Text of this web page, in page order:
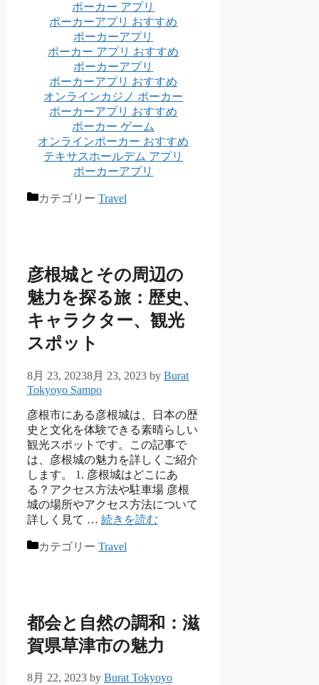
ポーカー アプリ
ポーカーアプリ おすすめ
ポーカーアプリ
ポーカー アプリ おすすめ
ポーカーアプリ
ポーカーアプリ おすすめ
オンラインカジノ ポーカー
ポーカーアプリ おすすめ
ポーカー ゲーム
オンラインポーカー おすすめ
テキサスホールデム アプリ
ポーカーアプリ
カテゴリー Travel
彦根城とその周辺の
魅力を探る旅：歴史、
キャラクター、観光
スポット
8月 23, 20238月 23, 2023 by Burat
Tokyoyo Sampo
彦根市にある彦根城は、日本の歴
史と文化を体験できる素晴らしい
観光スポットです。この記事で
は、彦根城の魅力を詳しくご紹介
します。 1. 彦根城はどこにあ
る？アクセス方法や駐車場 彦根
城の場所やアクセス方法について
詳しく見て … 続きを読む
カテゴリー Travel
都会と自然の調和：滋
賀県草津市の魅力
8月 22, 2023 by Burat Tokyoyo